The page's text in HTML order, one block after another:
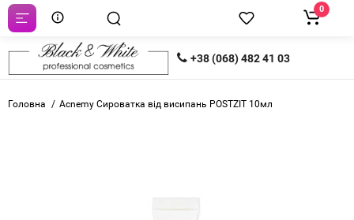
+38 (068) 482 41 03
0
Головна Acnemy Сироватка від висипань POSTZIT 10мл